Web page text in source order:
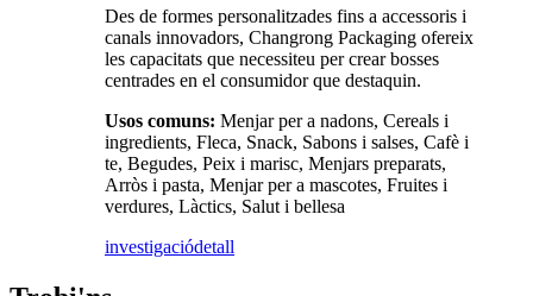
Des de formes personalitzades fins a accessoris i
canals innovadors, Changrong Packaging ofereix
les capacitats que necessiteu per crear bosses
centrades en el consumidor que destaquin.
Usos comuns: Menjar per a nadons, Cereals i
ingredients, Fleca, Snack, Sabons i salses, Cafè i
te, Begudes, Peix i marisc, Menjars preparats,
Arròs i pasta, Menjar per a mascotes, Fruites i
verdures, Làctics, Salut i bellesa
investigaciódetall